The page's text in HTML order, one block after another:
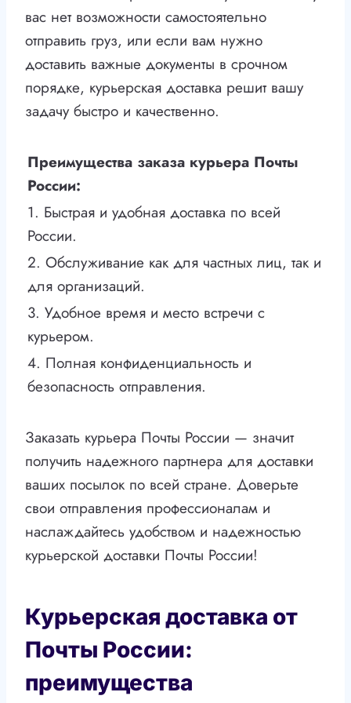
вас нет возможности самостоятельно
отправить груз, или если вам нужно
доставить важные документы в срочном
порядке, курьерская доставка решит вашу
задачу быстро и качественно.
Преимущества заказа курьера Почты
России:
1. Быстрая и удобная доставка по всей
России.
2. Обслуживание как для частных лиц, так и
для организаций.
3. Удобное время и место встречи с
курьером.
4. Полная конфиденциальность и
безопасность отправления.
Заказать курьера Почты России — значит
получить надежного партнера для доставки
ваших посылок по всей стране. Доверьте
свои отправления профессионалам и
наслаждайтесь удобством и надежностью
курьерской доставки Почты России!
Курьерская доставка от
Почты России:
преимущества